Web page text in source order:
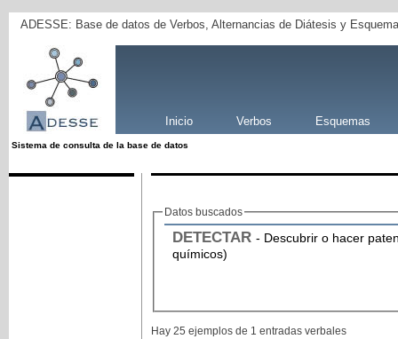
ADESSE: Base de datos de Verbos, Alternancias de Diátesis y
Inicio Verbos Esquemas
Sistema de consulta de la base de datos
Datos buscados
DETECTAR - Descubrir o hacer
químicos)
Hay 25 ejemplos de 1 entradas verbales